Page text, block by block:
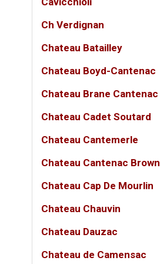
Ch Verdignan
Chateau Batailley
Chateau Boyd-Cantenac
Chateau Brane Cantenac
Chateau Cadet Soutard
Chateau Cantemerle
Chateau Cantenac Brown
Chateau Cap De Mourlin
Chateau Chauvin
Chateau Dauzac
Chateau de Camensac
950.000